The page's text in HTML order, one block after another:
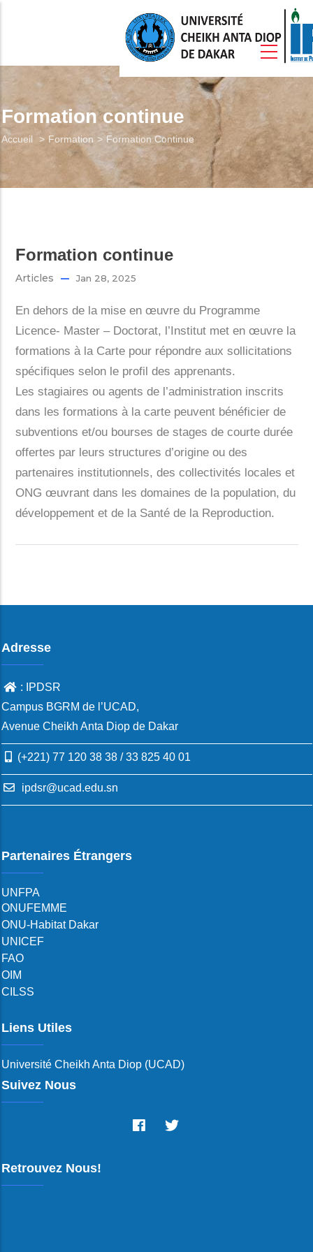
principal
Accueil
Présentation
/ Coopération
Actualités
Formation continue
Fil
d'Ariane
Accueil Formation Formation Continue
Formation continue
Articles Jan 28, 2025
En dehors de la mise en œuvre du Programme
Licence- Master – Doctorat, l’Institut met en œuvre la
formations à la Carte pour répondre aux sollicitations
spécifiques selon le profil des apprenants.
Les stagiaires ou agents de l’administration inscrits
dans les formations à la carte peuvent bénéficier de
subventions et/ou bourses de stages de courte durée
offertes par leurs structures d’origine ou des
partenaires institutionnels, des collectivités locales et
ONG œuvrant dans les domaines de la population, du
développement et de la Santé de la Reproduction.
Adresse
: IPDSR
Campus BGRM de l’UCAD,
Avenue Cheikh Anta Diop de Dakar
(+221) 77 120 38 38 / 33 825 40 01
ipdsr@ucad.edu.sn
Partenaires Étrangers
UNFPA
ONUFEMME
ONU-Habitat Dakar
UNICEF
FAO
OIM
CILSS
Liens Utiles
Université Cheikh Anta Diop (UCAD)
Suivez Nous
Retrouvez Nous!